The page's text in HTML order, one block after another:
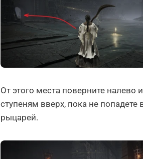
От этого места поверните
ступеням вверх, пока не
рыцарей.